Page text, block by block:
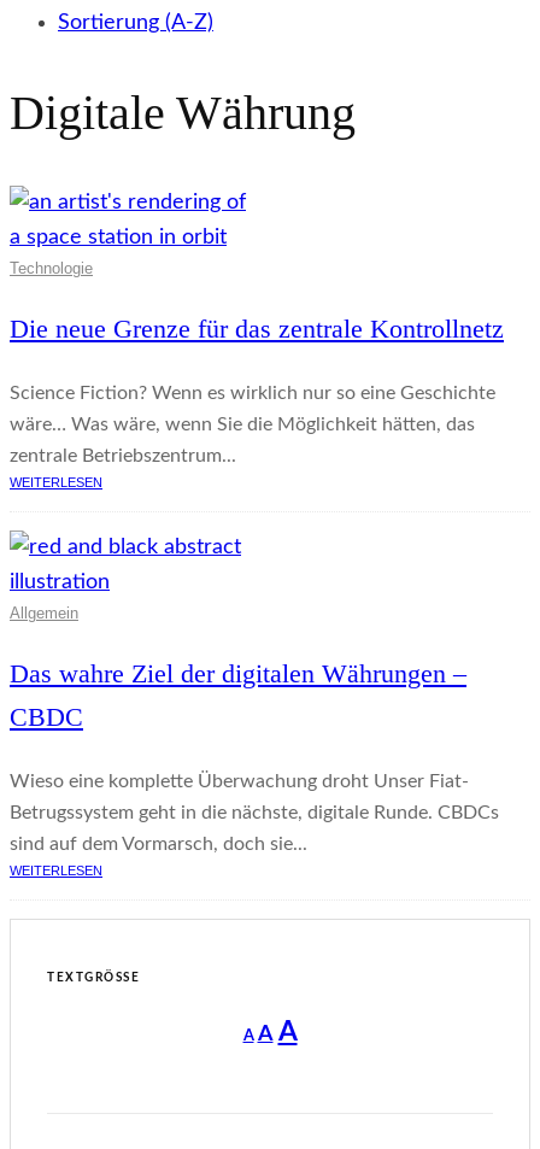
Sortierung (A-Z)
Digitale Währung
Technologie
Die neue Grenze für das zentrale Kontrollnetz
Science Fiction? Wenn es wirklich nur so eine Geschichte
wäre… Was wäre, wenn Sie die Möglichkeit hätten, das
zentrale Betriebszentrum...
WEITERLESEN
Allgemein
Das wahre Ziel der digitalen Währungen –
CBDC
Wieso eine komplette Überwachung droht Unser Fiat-
Betrugssystem geht in die nächste, digitale Runde. CBDCs
sind auf dem Vormarsch, doch sie...
WEITERLESEN
TEXTGRÖSSE
A
Decrease
font
A Reset
AIncrease